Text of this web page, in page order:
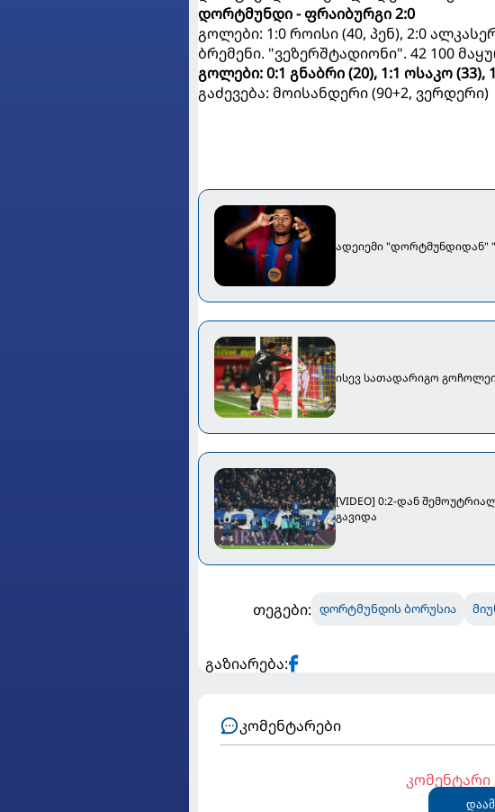
დორტმუნდი - ფრაიბურგი 2:0
გოლები: 1:0 როისი (40, პენ), 2:0
ბრემენი. "ვეზერშტადიონი". 42 100
გოლები: 0:1 გნაბრი (20), 1:1 ოსაკო (33),
გაძევება: მოისანდერი (90+2, ვერდერი)
ადეიემი "დორტმუნდიდან"
ისევ სათადარიგო
[VIDEO] 0:2-დან
გავიდა
თეგები: დორტმუნდის ბორუსია
გაზიარება:
კომენტარები
კომენტარი